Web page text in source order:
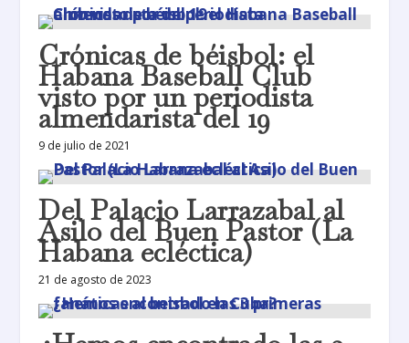
Crónicas de béisbol: el
Habana Baseball Club
visto por un periodista
almendarista del 19
9 de julio de 2021
Del Palacio Larrazabal al
Asilo del Buen Pastor (La
Habana ecléctica)
21 de agosto de 2023